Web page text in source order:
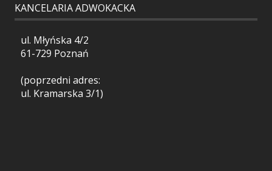
KANCELARIA ADWOKACKA
ul. Młyńska 4/2
61-729 Poznań
(poprzedni adres:
ul. Kramarska 3/1)